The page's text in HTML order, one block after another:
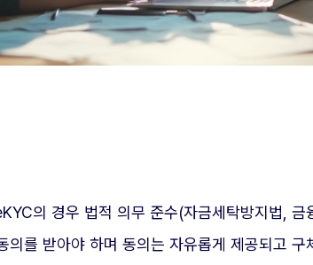
의 경우 법적 의무 준수(자금세탁방지법,
를 받아야 하며 동의는 자유롭게 제공되고